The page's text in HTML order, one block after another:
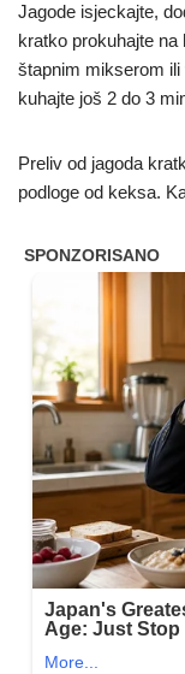
Jagode isjeckajte,
kratko prokuhajte na
štapnim mikserom ili
kuhajte još 2 do 3
Preliv od jagoda
podloge od keksa.